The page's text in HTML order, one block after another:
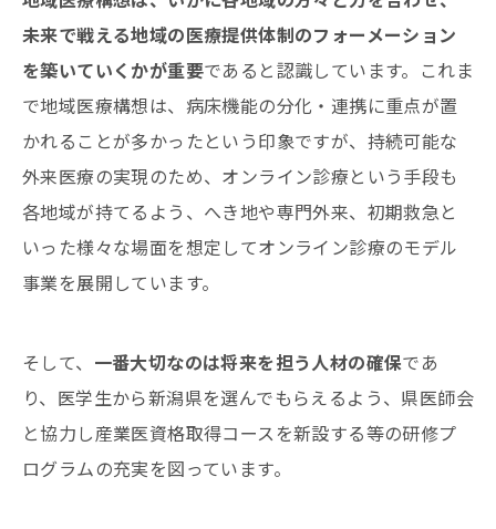
未来で戦える地域の医療提供体制のフォーメーション
を築いていくかが重要であると認識しています。これま
で地域医療構想は、病床機能の分化・連携に重点が置
かれることが多かったという印象ですが、持続可能な
外来医療の実現のため、オンライン診療という手段も
各地域が持てるよう、へき地や専門外来、初期救急と
いった様々な場面を想定してオンライン診療のモデル
事業を展開しています。
そして、 一番大切なのは将来を担う人材の確保であ
り、医学生から新潟県を選んでもらえるよう、県医師会
と協力し産業医資格取得コースを新設する等の研修プ
ログラムの充実を図っています。